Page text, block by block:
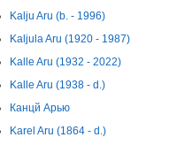
Kalju Aru (b. - 1996)
Kaljula Aru (1920 - 1987)
Kalle Aru (1932 - 2022)
Kalle Aru (1938 - d.)
Канцй Арью
Karel Aru (1864 - d.)